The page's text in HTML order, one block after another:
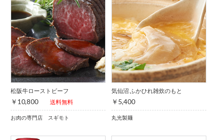
松阪牛ローストビーフ
￥10,800 送料無料
お肉の専門店 スギモト
気仙沼 ふかひれ雑炊のもと
￥5,400
丸光製麺